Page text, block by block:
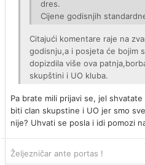
dres.
Cijene godisnjih
Citajući komentare raje na
godisnju,a i posjeta će bojim
dopizdila više ova
skupštini i UO kluba.
Pa brate mili prijavi se, jel
biti clan skupstine i UO jer smo
nije? Uhvati se posla i idi pomozi
Željezničar ante portas !